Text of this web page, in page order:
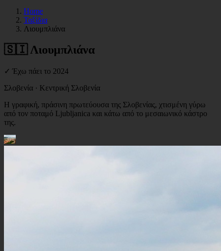
Home
Ταξίδια
Λιουμπλιάνα
🇸🇮 Λιουμπλιάνα
✓ Έχω πάει το 2024
Σλοβενία · Κεντρική Σλοβενία
Η γραφική, πράσινη πρωτεύουσα της Σλοβενίας, χτισμένη γύρω
από τον ποταμό Ljubljanica και κάτω από το μεσαιωνικό κάστρο
της.